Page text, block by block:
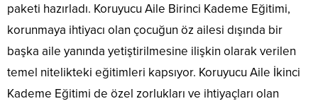
paketi hazırladı. Koruyucu Aile Birinci Kademe Eğitimi,
korunmaya ihtiyacı olan çocuğun öz ailesi dışında bir
başka aile yanında yetiştirilmesine ilişkin olarak verilen
temel nitelikteki eğitimleri kapsıyor. Koruyucu Aile İkinci
Kademe Eğitimi de özel zorlukları ve ihtiyaçları olan